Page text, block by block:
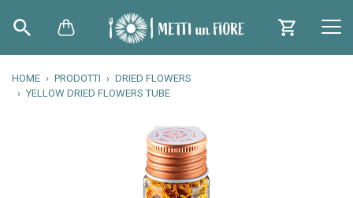
HOME PRODOTTI
DRIED FLOWERS
YELLOW DRIED FLOWERS TUBE